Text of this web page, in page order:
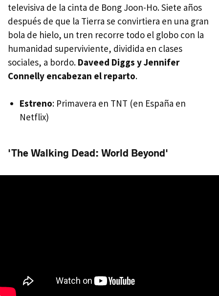
televisiva de la cinta de Bong Joon-Ho. Siete años
después de que la Tierra se convirtiera en una gran
bola de hielo, un tren recorre todo el globo con la
humanidad superviviente, dividida en clases
sociales, a bordo. Daveed Diggs y Jennifer
Connelly encabezan el reparto.
Estreno: Primavera en TNT (en España en
Netflix)
'The Walking Dead: World Beyond'